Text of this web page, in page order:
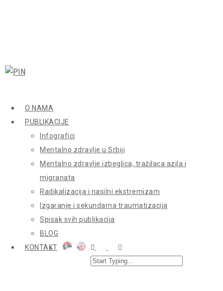
O NAMA
PUBLIKACIJE
Infografici
Mentalno zdravlje u Srbiji
Mentalno zdravlje izbeglica, tražilaca azila i
migranata
Radikalizacija i nasilni ekstremizam
Izgaranje i sekundarna traumatizacija
Spisak svih publikacija
BLOG
KONTAKT